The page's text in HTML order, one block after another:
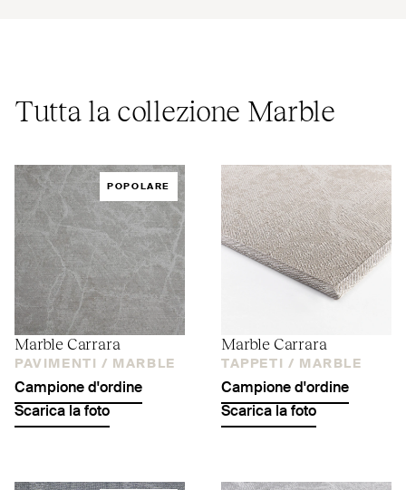
Tutta la collezione Marble
POPOLARE
Marble Carrara
PAVIMENTI / MARBLE
Campione d'ordine
Scarica la foto
Marble Carrara
TAPPETI / MARBLE
Campione d'ordine
Scarica la foto